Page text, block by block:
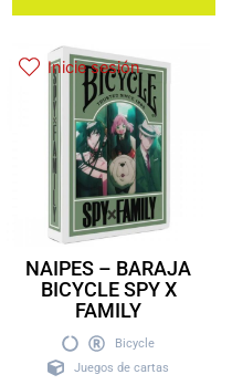
Inicie sesión
NAIPES – BARAJA
BICYCLE SPY X
FAMILY
Bicycle
Juegos de cartas